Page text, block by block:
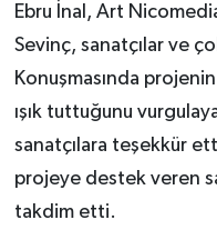
Ebru İnal, Art
Sevinç, sanatçılar ve
Konuşmasında
ışık tuttuğunu
sanatçılara teşekkür
projeye destek veren
takdim etti.